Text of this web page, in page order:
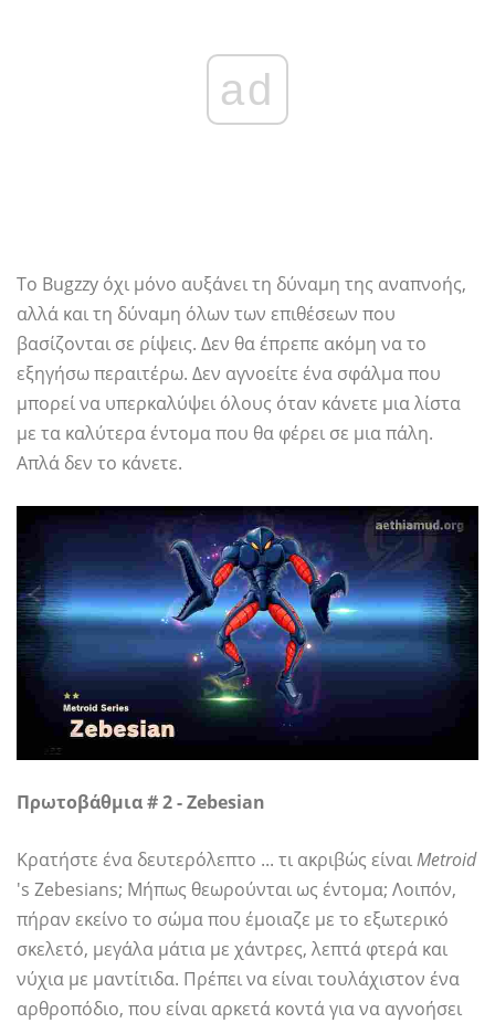
ad
Το Bugzzy όχι μόνο αυξάνει τη δύναμη της αναπνοής,
αλλά και τη δύναμη όλων των επιθέσεων που
βασίζονται σε ρίψεις. Δεν θα έπρεπε ακόμη να το
εξηγήσω περαιτέρω. Δεν αγνοείτε ένα σφάλμα που
μπορεί να υπερκαλύψει όλους όταν κάνετε μια λίστα
με τα καλύτερα έντομα που θα φέρει σε μια πάλη.
Απλά δεν το κάνετε.
Πρωτοβάθμια # 2 - Zebesian
Κρατήστε ένα δευτερόλεπτο ... τι ακριβώς είναιMetroid
's Zebesians; Μήπως θεωρούνται ως έντομα; Λοιπόν,
πήραν εκείνο το σώμα που έμοιαζε με το εξωτερικό
σκελετό, μεγάλα μάτια με χάντρες, λεπτά φτερά και
νύχια με μαντίτιδα. Πρέπει να είναι τουλάχιστον ένα
αρθροπόδιο, που είναι αρκετά κοντά για να αγνοήσει